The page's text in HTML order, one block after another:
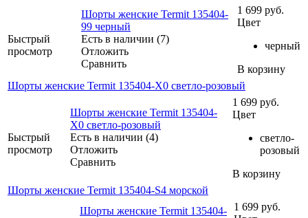
Быстрый
просмотр
Шорты женские Termit 135404-
99 черный
Есть в наличии (7)
Отложить
Сравнить
1 699 руб.
Цвет
черный
В корзину
Шорты женские Termit 135404-X0 светло-розовый
Быстрый
просмотр
Шорты женские Termit 135404-
X0 светло-розовый
Есть в наличии (4)
Отложить
Сравнить
1 699 руб.
Цвет
светло-
розовый
В корзину
Шорты женские Termit 135404-S4 морской
Шорты женские Termit 135404-
1 699 руб.